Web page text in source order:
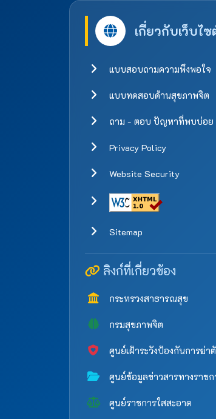
เกี่ยวกับเว็บไซ
แบบสอบถามความพึงพอใจ
แบบทดสอบด้านสุขภาพจิต
ถาม - ตอบ ปัญหาที่พบบ่อย
Privacy Policy
Website Security
Sitemap
ลิงก์ที่เกี่ยวข้อง
กระทรวงสาธารณสุข
กรมสุขภาพจิต
ศูนย์เฝ้าระวังป้องกันการฆ่า
ศูนย์ข้อมูลข่าวสารทางราชก
ศูนย์ราชการใสสะอาด